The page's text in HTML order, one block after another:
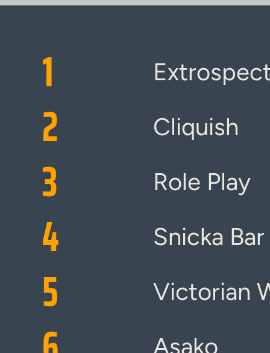
1
2 Cliquish
3 Role Play
4 Snicka Bar
5 Victorian
Asako